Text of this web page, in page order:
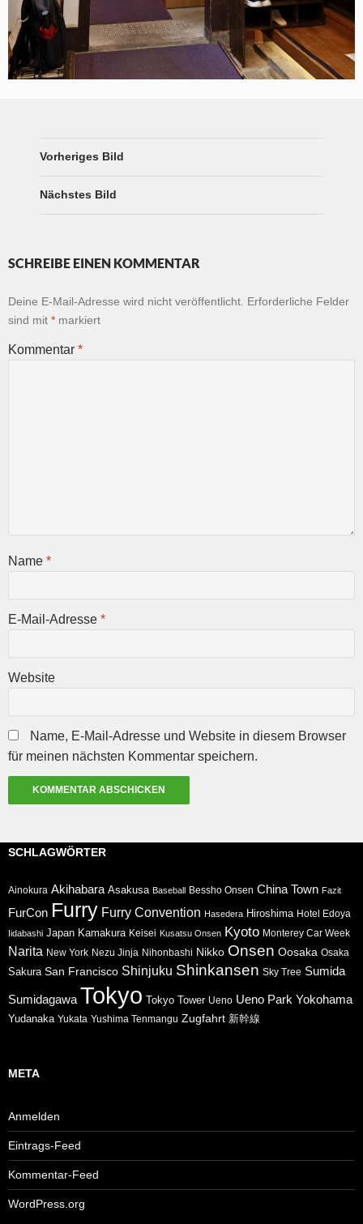
Vorheriges Bild
Nächstes Bild
SCHREIBE EINEN KOMMENTAR
Deine E-Mail-Adresse wird nicht veröffentlicht. Erforderliche Felder
sind mit * markiert
Kommentar *
Name *
E-Mail-Adresse *
Website
Name, E-Mail-Adresse und Website in diesem Browser
für meinen nächsten Kommentar speichern.
SCHLAGWÖRTER
Ainokura Akihabara Asakusa Baseball Bessho Onsen China Town Fazit
FurCon Furry Furry Convention Hasedera Hiroshima Hotel Edoya
Iidabashi Japan Kamakura Keisei Kusatsu Onsen Kyoto Monterey Car Week
Narita New York Nezu Jinja Nihonbashi Nikko Onsen Oosaka Osaka
Sakura San Francisco Shinjuku Shinkansen Sky Tree Sumida
Sumidagawa Tokyo Tokyo Tower Ueno Ueno Park Yokohama
Yudanaka Yukata Yushima Tenmangu Zugfahrt 新幹線
META
Anmelden
Eintrags-Feed
Kommentar-Feed
WordPress.org